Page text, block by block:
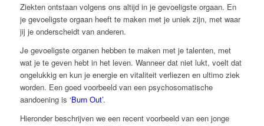
Ziekten ontstaan volgens ons altijd in je gevoeligste orgaan. En
je gevoeligste orgaan heeft te maken met je uniek zijn, met waar
jij je onderscheidt van anderen.
Je gevoeligste organen hebben te maken met je talenten, met
wat je te geven hebt in het leven. Wanneer dat niet lukt, voelt dat
ongelukkig en kun je energie en vitaliteit verliezen en ultimo ziek
worden. Een goed voorbeeld van een psychosomatische
aandoening is ‘Burn Out’.
Hieronder beschrijven we een recent voorbeeld van een jonge